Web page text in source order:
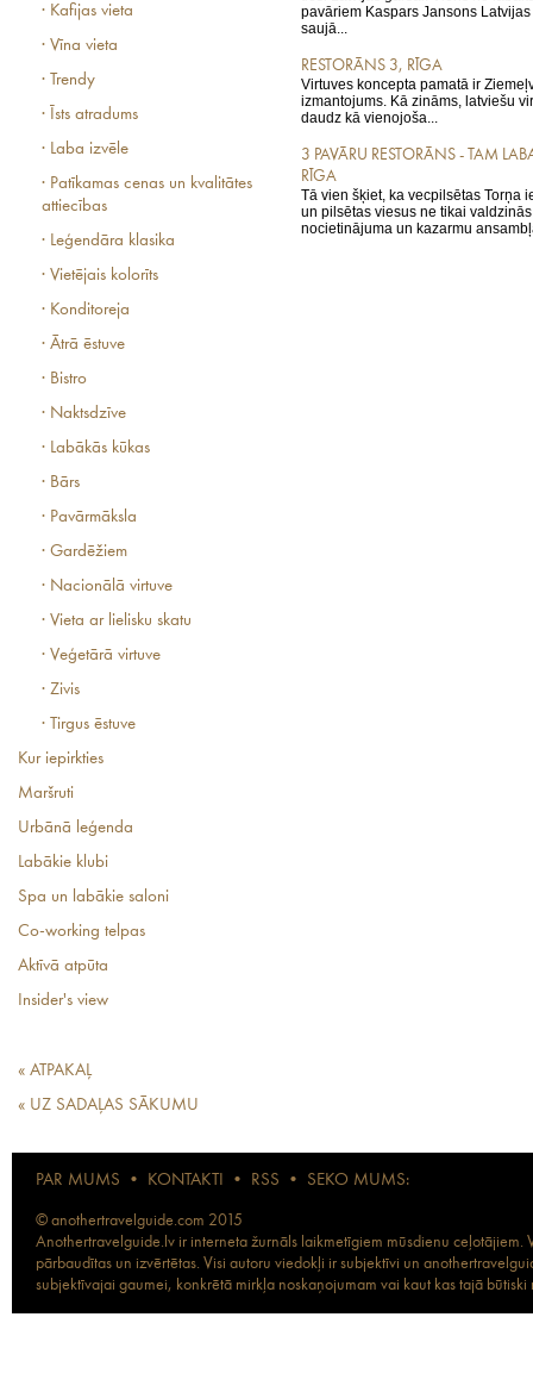
· Kafijas vieta
· Vīna vieta
· Trendy
· Īsts atradums
· Laba izvēle
· Patīkamas cenas un kvalitātes
attiecības
· Leģendāra klasika
· Vietējais kolorīts
· Konditoreja
· Ātrā ēstuve
· Bistro
· Naktsdzīve
· Labākās kūkas
· Bārs
· Pavārmāksla
· Gardēžiem
· Nacionālā virtuve
· Vieta ar lielisku skatu
· Veģetārā virtuve
· Zivis
· Tirgus ēstuve
Kur iepirkties
Maršruti
Urbānā leģenda
Labākie klubi
Spa un labākie saloni
Co-working telpas
Aktīvā atpūta
Insider's view
« ATPAKAĻ
« UZ SADAĻAS SĀKUMU
pavāriem Kaspars Jansons
saujā...
RESTORĀNS 3, RĪGA
Virtuves koncepta pamatā ir
izmantojums. Kā zināms, latviešu
daudz kā vienojoša...
3 PAVĀRU RESTORĀNS - TAM
RĪGA
Tā vien šķiet, ka vecpilsētas Torņa
un pilsētas viesus ne tikai
nocietinājuma un kazarmu
PAR MUMS • KONTAKTI • RSS • SEKO MUMS:
© anothertravelguide.com 2015
Anothertravelguide.lv ir interneta žurnāls laikmetīgiem mūsdienu
pārbaudītas un izvērtētas. Visi autoru viedokļi ir subjektīvi un
subjektīvajai gaumei, konkrētā mirkļa noskaņojumam vai kaut kas tajā